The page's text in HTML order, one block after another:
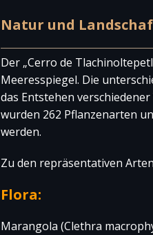
Natur und
Der „Cerro de
Meeresspiegel. Die
das Entstehen
wurden 262 Pflanzenarten
werden.
Zu den repräsentativen
Flora:
Marangola (Clethra